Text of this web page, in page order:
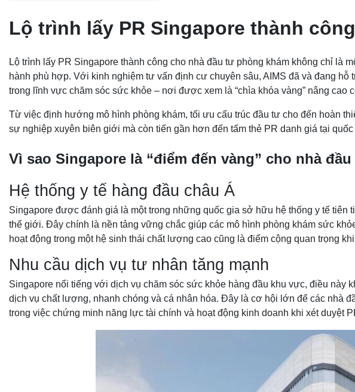
Lộ trình lấy PR Singapore thành
Lộ trình lấy PR Singapore thành công cho nhà đầu tư phòng khám không chỉ
hành phù hợp. Với kinh nghiệm tư vấn định cư chuyên sâu, AIMS đã và đang
trong lĩnh vực chăm sóc sức khỏe – nơi được xem là “chìa khóa vàng” nâng cao
Từ việc định hướng mô hình phòng khám, tối ưu cấu trúc đầu tư cho đến hoàn
sự nghiệp xuyên biên giới mà còn tiến gần hơn đến tấm thẻ PR danh giá tại
Vì sao Singapore là “điểm đến vàng” cho nhà
Hệ thống y tế hàng đầu châu Á
Singapore được đánh giá là một trong những quốc gia sở hữu hệ thống y tế
thế giới. Đây chính là nền tảng vững chắc giúp các mô hình phòng khám sức
hoạt động trong một hệ sinh thái chất lượng cao cũng là điểm cộng quan trọng
Nhu cầu dịch vụ tư nhân tăng mạnh
Singapore nổi tiếng với dịch vụ chăm sóc sức khỏe hàng đầu khu vực, điều
dịch vụ chất lượng, nhanh chóng và cá nhân hóa. Đây là cơ hội lớn để các nhà
trong việc chứng minh năng lực tài chính và hoạt động kinh doanh khi xét duyệt